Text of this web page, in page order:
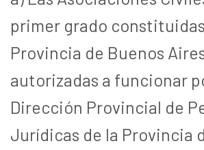
primer grado
Provincia de Buenos
autorizadas a funcionar
Dirección Provincial de
Jurídicas de la Provincia